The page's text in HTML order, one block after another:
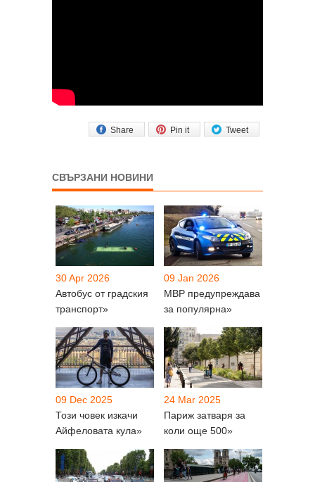
Tweet
Pin it
Share
СВЪРЗАНИ НОВИНИ
30 Apr 2026
Автобус от градския
транспорт»
09 Jan 2026
МВР предупреждава
за популярна»
09 Dec 2025
Този човек изкачи
Айфеловата кула»
24 Mar 2025
Париж затваря за
коли още 500»